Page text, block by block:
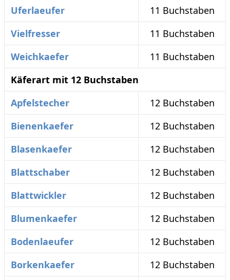
Uferlaeufer
11 Buchstaben
Vielfresser
11 Buchstaben
Weichkaefer
11 Buchstaben
Käferart mit 12 Buchstaben
Apfelstecher
12 Buchstaben
Bienenkaefer
12 Buchstaben
Blasenkaefer
12 Buchstaben
Blattschaber
12 Buchstaben
Blattwickler
12 Buchstaben
Blumenkaefer
12 Buchstaben
Bodenlaeufer
12 Buchstaben
Borkenkaefer
12 Buchstaben